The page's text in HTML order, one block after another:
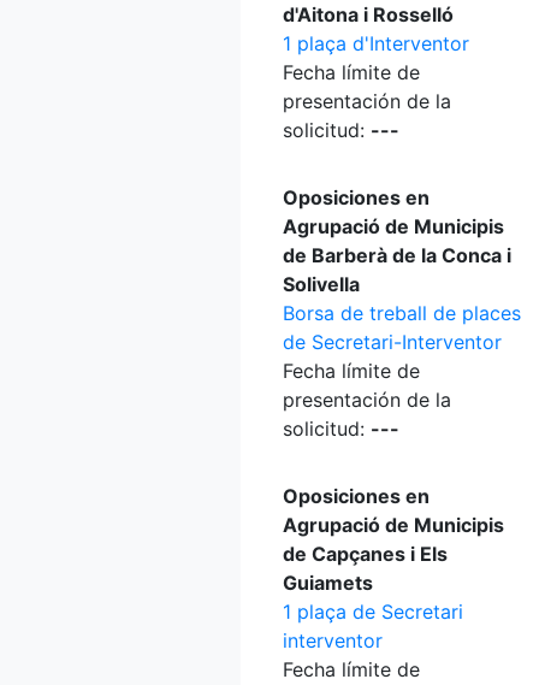
d'Aitona i Rosselló
1 plaça d'Interventor
Fecha límite de
presentación de la
solicitud: ---
Oposiciones en
Agrupació de Municipis
de Barberà de la Conca i
Solivella
Borsa de treball de places
de Secretari-Interventor
Fecha límite de
presentación de la
solicitud: ---
Oposiciones en
Agrupació de Municipis
de Capçanes i Els
Guiamets
1 plaça de Secretari
interventor
Fecha límite de